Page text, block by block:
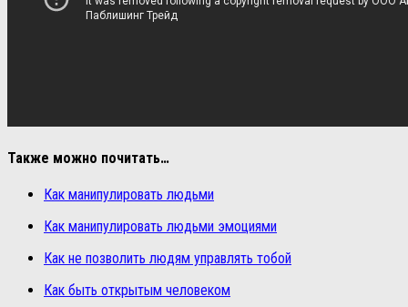
Также можно почитать…
Как манипулировать людьми
Как манипулировать людьми эмоциями
Как не позволить людям управлять тобой
Как быть открытым человеком